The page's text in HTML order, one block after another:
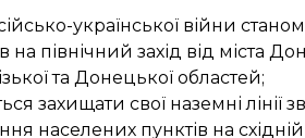
української війни
на північний захід від міста
та Донецької областей;
захищати свої наземні лінії
населених пунктів на східній